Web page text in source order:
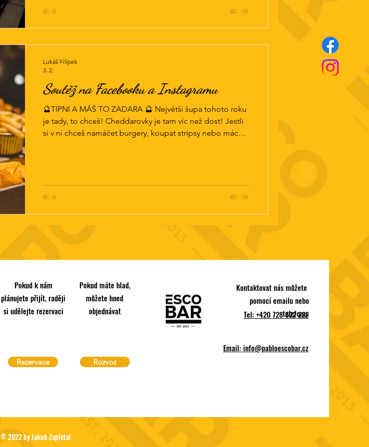
cheddarové omáčky. #escobarbrno #soutezbrno
Soutěž na Facebooku a Instagramu
🔮TIPNI A MÁŠ TO ZADARA 🔮 Největší šupa tohoto roku
je tady, to chceš! Cheddarovky je tam víc než dost! Jestli
si v ní chceš namáčet burgery, koupat stripsy nebo máchat
kolik tahle sranda stojí 🍔 A co v ní najdeš? 🍗 Slidery,
Lukáš Filípek
3. 2.
Pokud k nám
plánujete přijít, raději
si udělejte rezervaci
Pokud máte hlad,
můžete hned
objednávat
Rezervace Rozvoz
Tel: +420 728 622 222
Kontaktovat nás můžete
pomocí emailu nebo
telefonu:
Email: info@pabloescobar.cz
© 2022 by Jakub Zapletal